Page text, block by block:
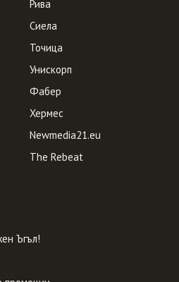
Рива
Сиела
Точица
Унискорп
Фабер
Хермес
Newmedia21.eu
The Rebeat
Ъгъл!